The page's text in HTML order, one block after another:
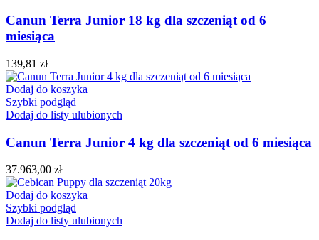
Canun Terra Junior 18 kg dla szczeniąt od 6
miesiąca
139,81 zł
Dodaj do koszyka
Szybki podgląd
Dodaj do listy ulubionych
Canun Terra Junior 4 kg dla szczeniąt od 6 miesiąca
37.963,00 zł
Dodaj do koszyka
Szybki podgląd
Dodaj do listy ulubionych